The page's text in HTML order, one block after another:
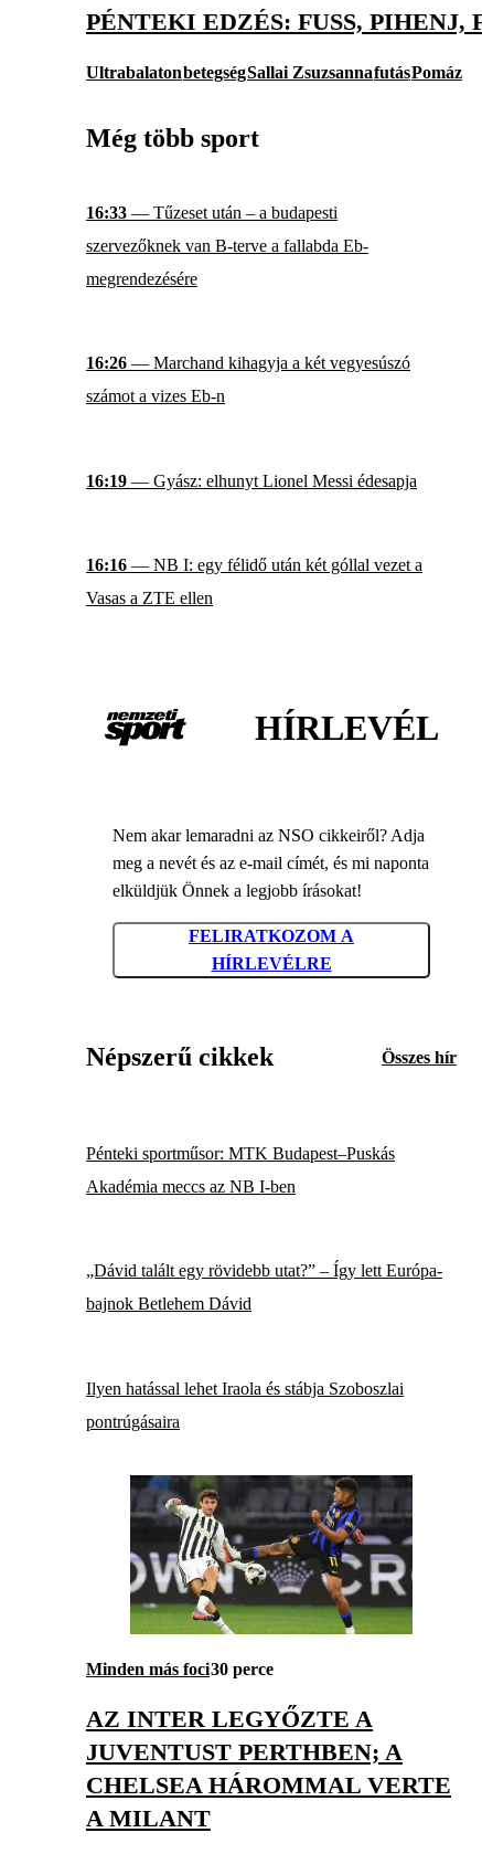
PÉNTEKI EDZÉS: FUSS, PIHENJ,
UltrabalatonbetegségSallai ZsuzsannafutásPomáz
Még több sport
16:33 — Tűzeset után – a budapesti
szervezőknek van B-terve a fallabda Eb-
megrendezésére
16:26 — Marchand kihagyja a két vegyesúszó
számot a vizes Eb-n
16:19 — Gyász: elhunyt Lionel Messi édesapja
16:16 — NB I: egy félidő után két góllal vezet a
Vasas a ZTE ellen
HÍRLEVÉL
Nem akar lemaradni az NSO cikkeiről? Adja
meg a nevét és az e-mail címét, és mi naponta
elküldjük Önnek a legjobb írásokat!
FELIRATKOZOM A
HÍRLEVÉLRE
Népszerű cikkek Összes hír
Pénteki sportműsor: MTK Budapest–Puskás
Akadémia meccs az NB I-ben
„Dávid talált egy rövidebb utat?” – Így lett Európa-
bajnok Betlehem Dávid
Ilyen hatással lehet Iraola és stábja Szoboszlai
pontrúgásaira
Minden más foci30 perce
AZ INTER LEGYŐZTE A
JUVENTUST PERTHBEN; A
CHELSEA HÁROMMAL VERTE
A MILANT